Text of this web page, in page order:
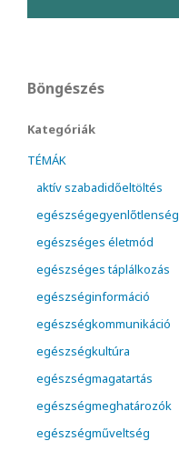
Böngészés
Kategóriák
TÉMÁK
aktív szabadidőeltöltés
egészségegyenlőtlenség
egészséges életmód
egészséges táplálkozás
egészséginformáció
egészségkommunikáció
egészségkultúra
egészségmagatartás
egészségmeghatározók
egészségműveltség